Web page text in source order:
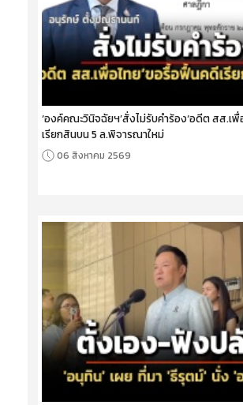
‘องค์คณะวินิจฉัยฯ’สั่งไม่รับคำร้อง‘อดีต สส.เ
เรียกสินบน 5 ล.พิจารณาใหม่
06 สิงหาคม 2569